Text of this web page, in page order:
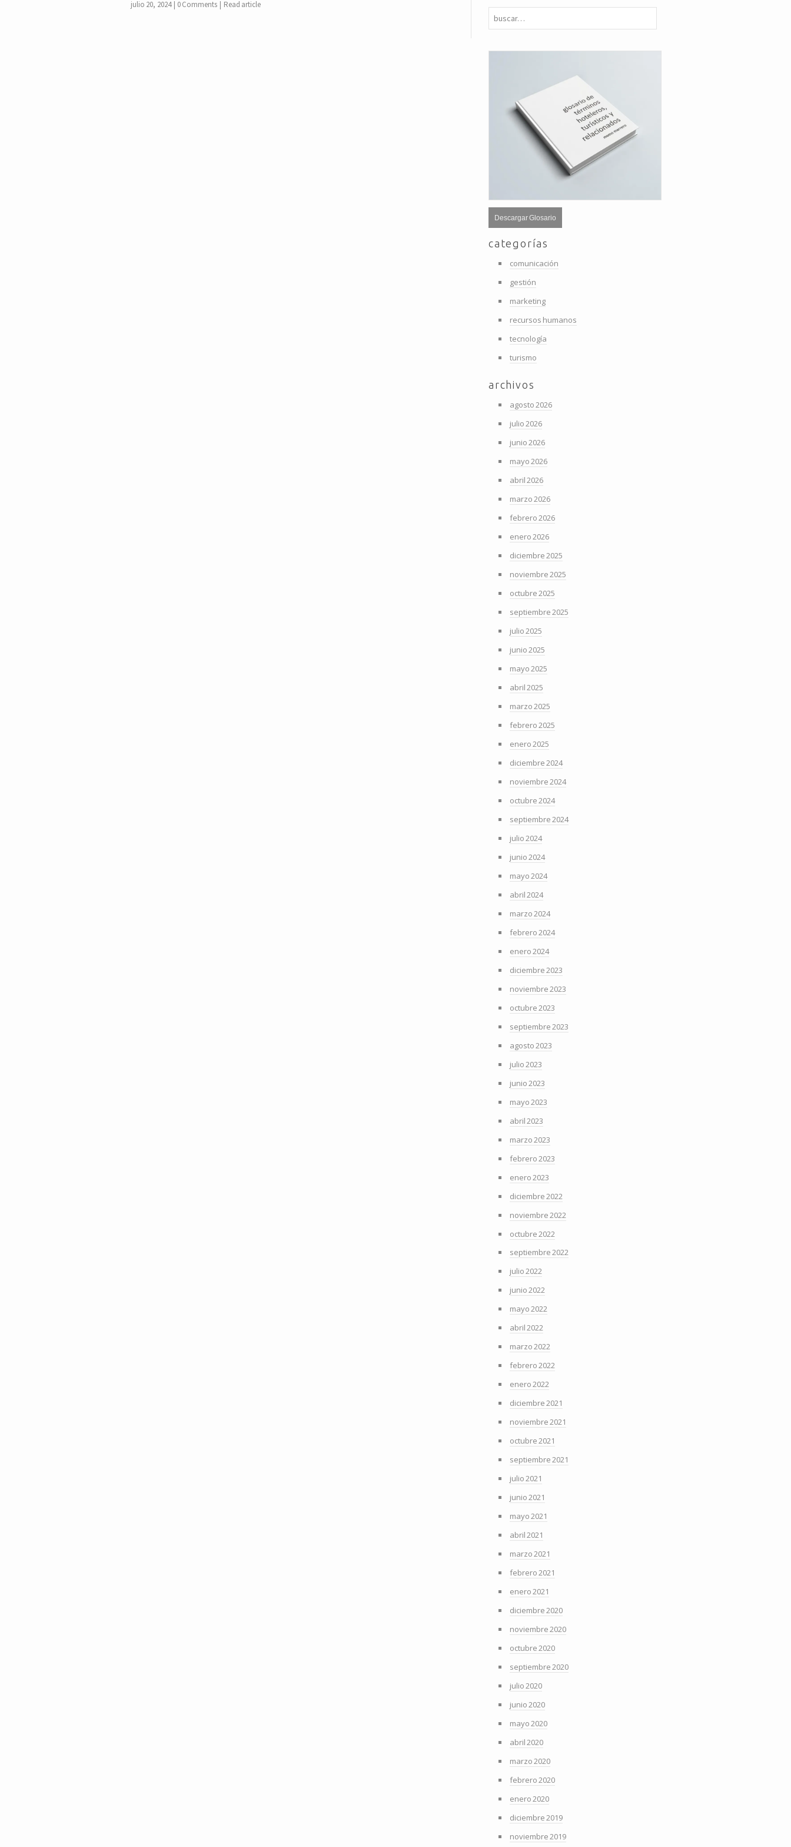
julio 20, 2024 0 Comments Read article
Descargar Glosario
categorías
comunicación
gestión
marketing
recursos humanos
tecnología
turismo
archivos
agosto 2026
julio 2026
junio 2026
mayo 2026
abril 2026
marzo 2026
febrero 2026
enero 2026
diciembre 2025
noviembre 2025
octubre 2025
septiembre 2025
julio 2025
junio 2025
mayo 2025
abril 2025
marzo 2025
febrero 2025
enero 2025
diciembre 2024
noviembre 2024
octubre 2024
septiembre 2024
julio 2024
junio 2024
mayo 2024
abril 2024
marzo 2024
febrero 2024
enero 2024
diciembre 2023
noviembre 2023
octubre 2023
septiembre 2023
agosto 2023
julio 2023
junio 2023
mayo 2023
abril 2023
marzo 2023
febrero 2023
enero 2023
diciembre 2022
noviembre 2022
octubre 2022
septiembre 2022
julio 2022
junio 2022
mayo 2022
abril 2022
marzo 2022
febrero 2022
enero 2022
diciembre 2021
noviembre 2021
octubre 2021
septiembre 2021
julio 2021
junio 2021
mayo 2021
abril 2021
marzo 2021
febrero 2021
enero 2021
diciembre 2020
noviembre 2020
octubre 2020
septiembre 2020
julio 2020
junio 2020
mayo 2020
abril 2020
marzo 2020
febrero 2020
enero 2020
diciembre 2019
noviembre 2019